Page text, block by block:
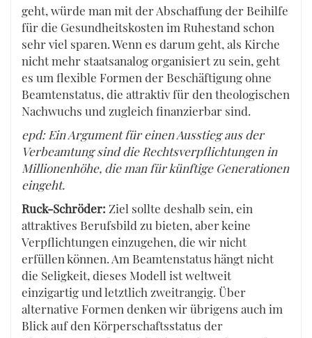
geht, würde man mit der Abschaffung der Beihilfe
für die Gesundheitskosten im Ruhestand schon
sehr viel sparen. Wenn es darum geht, als Kirche
nicht mehr staatsanalog organisiert zu sein, geht
es um flexible Formen der Beschäftigung ohne
Beamtenstatus, die attraktiv für den theologischen
Nachwuchs und zugleich finanzierbar sind.
epd: Ein Argument für einen Ausstieg aus der
Verbeamtung sind die Rechtsverpflichtungen in
Millionenhöhe, die man für künftige Generationen
eingeht.
Ruck-Schröder: Ziel sollte deshalb sein, ein
attraktives Berufsbild zu bieten, aber keine
Verpflichtungen einzugehen, die wir nicht
erfüllen können. Am Beamtenstatus hängt nicht
die Seligkeit, dieses Modell ist weltweit
einzigartig und letztlich zweitrangig. Über
alternative Formen denken wir übrigens auch im
Blick auf den Körperschaftsstatus der